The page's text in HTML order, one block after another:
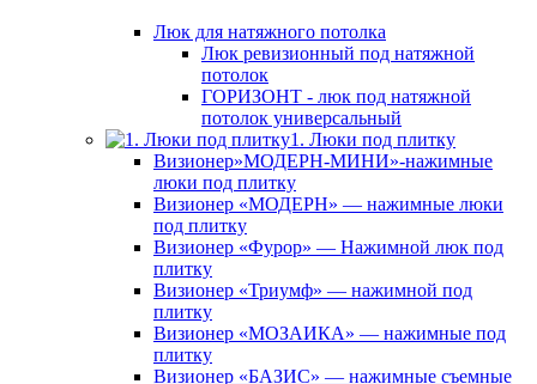
Люк для натяжного потолка
Люк ревизионный под натяжной
потолок
ГОРИЗОНТ - люк под натяжной
потолок универсальный
1. Люки под плитку
Визионер»МОДЕРН-МИНИ»-нажимные
люки под плитку
Визионер «МОДЕРН» — нажимные люки
под плитку
Визионер «Фурор» — Нажимной люк под
плитку
Визионер «Триумф» — нажимной под
плитку
Визионер «МОЗАИКА» — нажимные под
плитку
Визионер «БАЗИС» — нажимные съемные